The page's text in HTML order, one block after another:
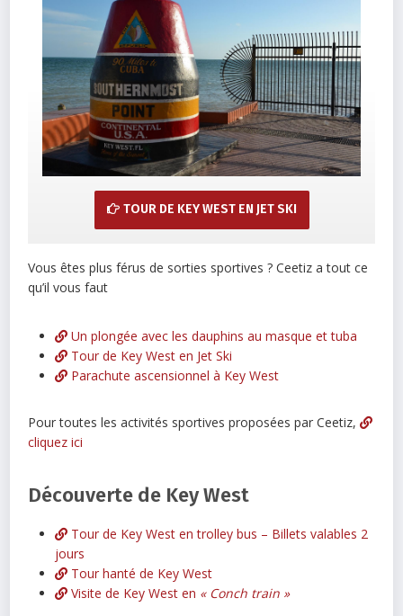
TOUR DE KEY WEST EN JET SKI
Vous êtes plus férus de sorties sportives ? Ceetiz a tout ce
qu’il vous faut
Un plongée avec les dauphins au masque et tuba
Tour de Key West en Jet Ski
Parachute ascensionnel à Key West
Pour toutes les activités sportives proposées par Ceetiz,
cliquez ici
Découverte de Key West
Tour de Key West en trolley bus – Billets valables 2
jours
Tour hanté de Key West
Visite de Key West en « Conch train »